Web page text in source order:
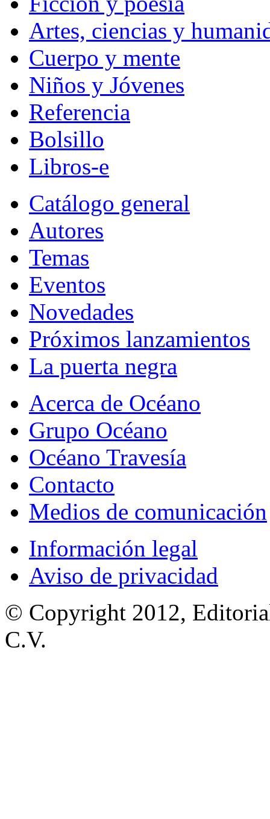
Artes, ciencias y
Cuerpo y mente
Niños y Jóvenes
Referencia
Bolsillo
Libros-e
Catálogo general
Autores
Temas
Eventos
Novedades
Próximos lanzamientos
La puerta negra
Acerca de Océano
Grupo Océano
Océano Travesía
Contacto
Medios de comunicación
Información legal
Aviso de privacidad
© Copyright 2012,
C.V.